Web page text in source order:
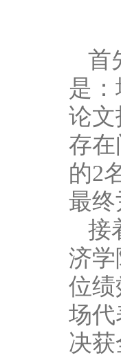
首
是
论
存
的2
最
接
济
位
场
决获